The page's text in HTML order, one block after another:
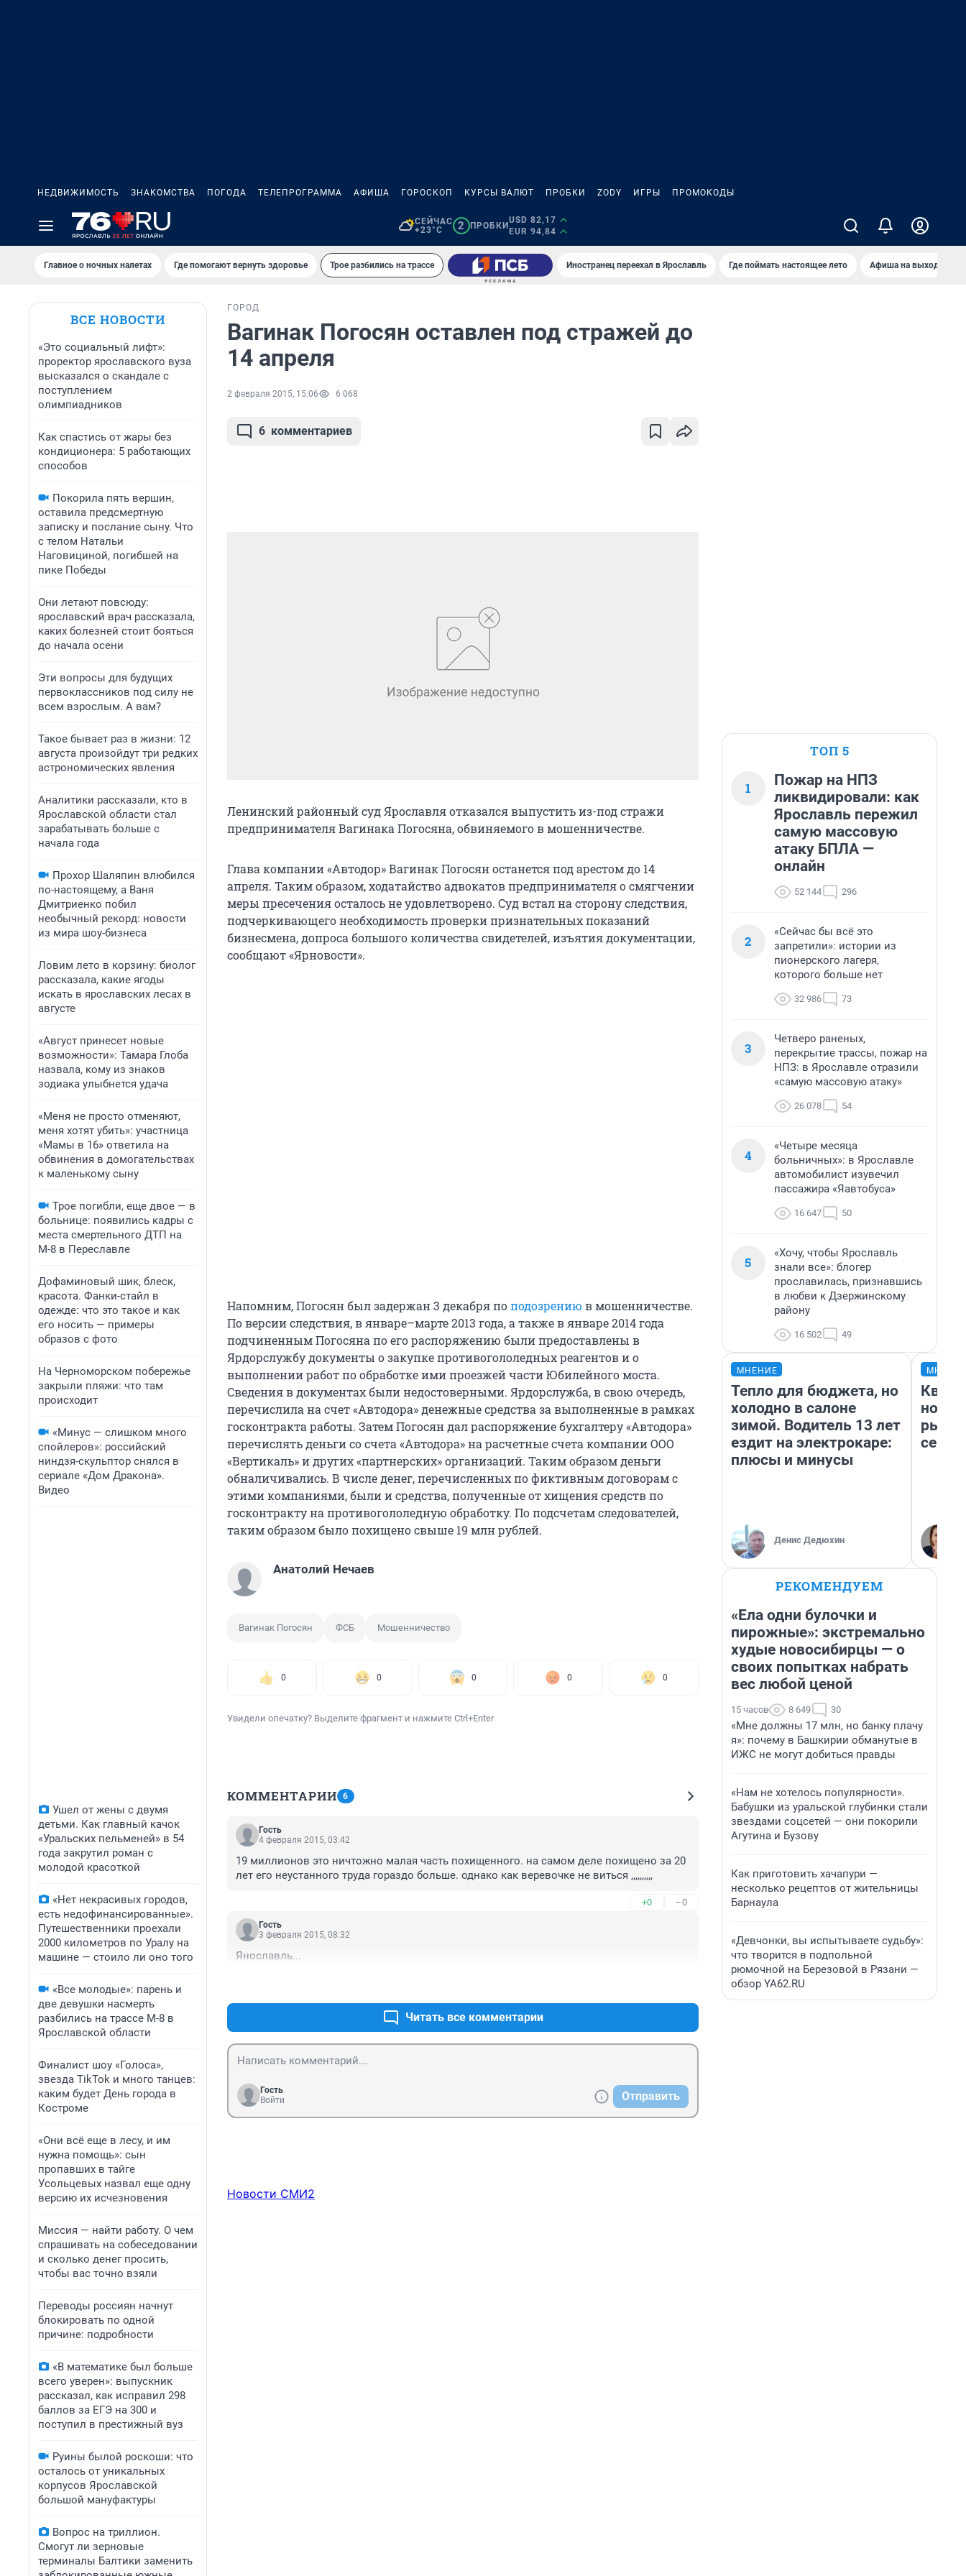
НЕДВИЖИМОСТЬ ЗНАКОМСТВА ПОГОДА ТЕЛЕПРОГРАММА АФИША ГОРОСКОП КУРСЫ ВАЛЮТ ПРОБКИ ZODY ИГРЫ ПРОМОКОДЫ
СЕЙЧАС
+23°C
2 ПРОБКИ
USD 82,17
EUR 94,84
Главное о ночных налетах Где помогают вернуть здоровье Трое разбились на трассе Иностранец переехал в Ярославль Где поймать настоящее лето Афиша на выходные
ВСЕ НОВОСТИ
«Это социальный лифт»:
проректор ярославского вуза
высказался о скандале с
поступлением
олимпиадников
Как спастись от жары без
кондиционера: 5 работающих
способов
Покорила пять вершин,
оставила предсмертную
записку и послание сыну. Что
с телом Натальи
Наговициной, погибшей на
пике Победы
Они летают повсюду:
ярославский врач рассказала,
каких болезней стоит бояться
до начала осени
Эти вопросы для будущих
первоклассников под силу не
всем взрослым. А вам?
Такое бывает раз в жизни: 12
августа произойдут три редких
астрономических явления
Аналитики рассказали, кто в
Ярославской области стал
зарабатывать больше с
начала года
Прохор Шаляпин влюбился
по-настоящему, а Ваня
Дмитриенко побил
необычный рекорд: новости
из мира шоу-бизнеса
Ловим лето в корзину: биолог
рассказала, какие ягоды
искать в ярославских лесах в
августе
«Август принесет новые
возможности»: Тамара Глоба
назвала, кому из знаков
зодиака улыбнется удача
«Меня не просто отменяют,
меня хотят убить»: участница
«Мамы в 16» ответила на
обвинения в домогательствах
к маленькому сыну
Трое погибли, еще двое — в
больнице: появились кадры с
места смертельного ДТП на
М-8 в Переславле
Дофаминовый шик, блеск,
красота. Фанки-стайл в
одежде: что это такое и как
его носить — примеры
образов с фото
На Черноморском побережье
закрыли пляжи: что там
происходит
«Минус — слишком много
спойлеров»: российский
ниндзя-скульптор снялся в
сериале «Дом Дракона».
Видео
Ушел от жены с двумя
детьми. Как главный качок
«Уральских пельменей» в 54
года закрутил роман с
молодой красоткой
«Нет некрасивых городов,
есть недофинансированные».
Путешественники проехали
2000 километров по Уралу на
машине — стоило ли оно того
«Все молодые»: парень и
две девушки насмерть
разбились на трассе М-8 в
Ярославской области
Финалист шоу «Голоса»,
звезда TikTok и много танцев:
каким будет День города в
Костроме
«Они всё еще в лесу, и им
нужна помощь»: сын
пропавших в тайге
Усольцевых назвал еще одну
версию их исчезновения
Миссия — найти работу. О чем
спрашивать на собеседовании
и сколько денег просить,
чтобы вас точно взяли
Переводы россиян начнут
блокировать по одной
причине: подробности
«В математике был больше
всего уверен»: выпускник
рассказал, как исправил 298
баллов за ЕГЭ на 300 и
поступил в престижный вуз
Руины былой роскоши: что
осталось от уникальных
корпусов Ярославской
большой мануфактуры
Вопрос на триллион.
Смогут ли зерновые
терминалы Балтики заменить
ГОРОД
Вагинак Погосян оставлен под стражей до
14 апреля
2 февраля 2015, 15:06 6 068
6 комментариев
Ленинский районный суд Ярославля отказался выпустить из-под стражи
предпринимателя Вагинака Погосяна, обвиняемого в мошенничестве.
Глава компании «Автодор» Вагинак Погосян останется под арестом до 14
апреля. Таким образом, ходатайство адвокатов предпринимателя о смягчении
меры пресечения осталось не удовлетворено. Суд встал на сторону следствия,
подчеркивающего необходимость проверки признательных показаний
бизнесмена, допроса большого количества свидетелей, изъятия документации,
сообщают «Ярновости».
Напомним, Погосян был задержан 3 декабря поподозрению в мошенничестве.
По версии следствия, в январе–марте 2013 года, а также в январе 2014 года
подчиненным Погосяна по его распоряжению были предоставлены в
Ярдорслужбу документы о закупке противогололедных реагентов и о
выполнении работ по обработке ими проезжей части Юбилейного моста.
Сведения в документах были недостоверными. Ярдорслужба, в свою очередь,
перечислила на счет «Автодора» денежные средства за выполненные в рамках
госконтракта работы. Затем Погосян дал распоряжение бухгалтеру «Автодора»
перечислять деньги со счета «Автодора» на расчетные счета компании ООО
«Вертикаль» и других «партнерских» организаций. Таким образом деньги
обналичивались. В числе денег, перечисленных по фиктивным договорам с
этими компаниями, были и средства, полученные от хищения средств по
госконтракту на противогололедную обработку. По подсчетам следователей,
таким образом было похищено свыше 19 млн рублей.
Анатолий Нечаев
Вагинак Погосян ФСБ Мошенничество
0 0 0 0 0
Увидели опечатку? Выделите фрагмент и нажмите Ctrl+Enter
КОММЕНТАРИИ 6
Гость
4 февраля 2015, 03:42
19 миллионов это ничтожно малая часть похищенного. на самом деле похищено за 20
лет его неустанного труда гораздо больше. однако как веревочке не виться ,,,,,,,,,,
+0 –0
Гость
3 февраля 2015, 08:32
Янославль...
Читать все комментарии
Гость
Войти
Отправить
Новости СМИ2
ТОП 5
1
Пожар на НПЗ
ликвидировали: как
Ярославль пережил
самую массовую
атаку БПЛА —
онлайн
52 144 296
2
«Сейчас бы всё это
запретили»: истории из
пионерского лагеря,
которого больше нет
32 986 73
3
Четверо раненых,
перекрытие трассы, пожар на
НПЗ: в Ярославле отразили
«самую массовую атаку»
26 078 54
4
«Четыре месяца
больничных»: в Ярославле
автомобилист изувечил
пассажира «Яавтобуса»
16 647 50
5
«Хочу, чтобы Ярославль
знали все»: блогер
прославилась, признавшись
в любви к Дзержинскому
району
16 502 49
МНЕНИЕ
Тепло для бюджета, но
холодно в салоне
зимой. Водитель 13 лет
ездит на электрокаре:
плюсы и минусы
Денис Дедюхин
но
РЕКОМЕНДУЕМ
«Ела одни булочки и
пирожные»: экстремально
худые новосибирцы — о
своих попытках набрать
вес любой ценой
15 часов 8 649 30
«Мне должны 17 млн, но банку плачу
я»: почему в Башкирии обманутые в
ИЖС не могут добиться правды
«Нам не хотелось популярности».
Бабушки из уральской глубинки стали
звездами соцсетей — они покорили
Агутина и Бузову
Как приготовить хачапури —
несколько рецептов от жительницы
Барнаула
«Девчонки, вы испытываете судьбу»:
что творится в подпольной
рюмочной на Березовой в Рязани —
обзор YA62.RU